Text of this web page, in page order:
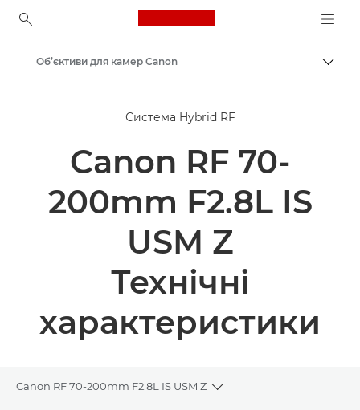
Canon Logo, back to
Об’єктиви для камер Canon
Система Hybrid RF
Canon RF 70-
200mm F2.8L IS
USM Z
Технічні
характеристики
Canon RF 70-200mm F2.8L IS USM Z
Toggle breadcrumbs